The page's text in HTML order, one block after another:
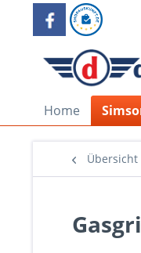
Home
Übersicht